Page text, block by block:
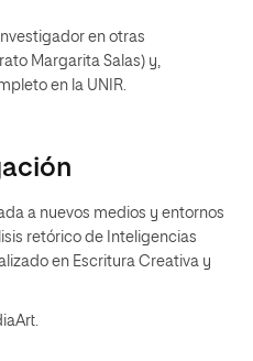
en otras
Margarita Salas) y,
en la UNIR.
a nuevos medios y entornos
retórico de Inteligencias
en Escritura Creativa y